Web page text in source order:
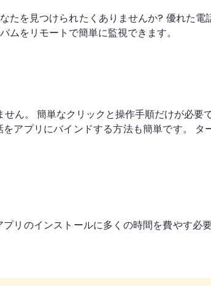
を見つけられたくありませんか? 優れた電
をリモートで簡単に監視できます。
ん。 簡単なクリックと操作手順だけが必要
アプリにバインドする方法も簡単です。 タ
リのインストールに多くの時間を費やす必